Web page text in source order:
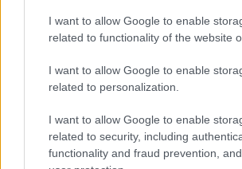
I want to allow Google to enable
related to functionality of the website
I want to allow Google to enable
related to personalization.
I want to allow Google to enable
related to security, including
functionality and fraud prevention,
Trump. Made in China. -
hülyének választóit az új